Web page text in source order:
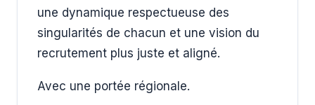
une dynamique respectueuse des
singularités de chacun et une vision du
recrutement plus juste et aligné.
Avec une portée régionale.